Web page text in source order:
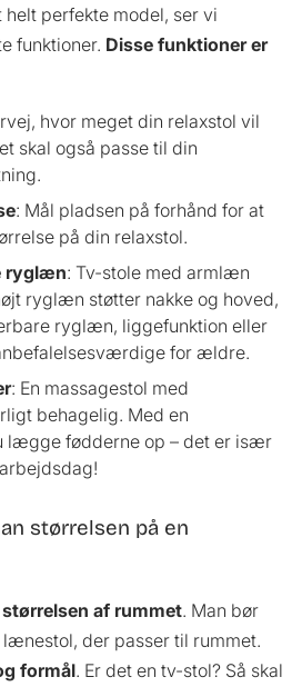
helt perfekte model, ser vi
funktioner. Disse funktioner er
hvor meget din relaxstol vil
skal også passe til din
: Mål pladsen på forhånd for at
på din relaxstol.
ryglæn: Tv-stole med armlæn
ryglæn støtter nakke og hoved,
ryglæn, liggefunktion eller
for ældre.
: En massagestol med
behagelig. Med en
lægge fødderne op – det er især
størrelsen på en
af rummet. Man bør
der passer til rummet.
formål. Er det en tv-stol? Så skal